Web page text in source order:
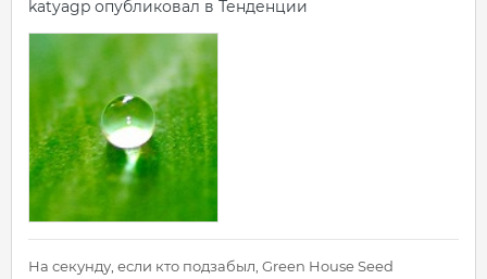
katyagp опубликовал в Тенденции
На секунду, если кто подзабыл, Green House Seed